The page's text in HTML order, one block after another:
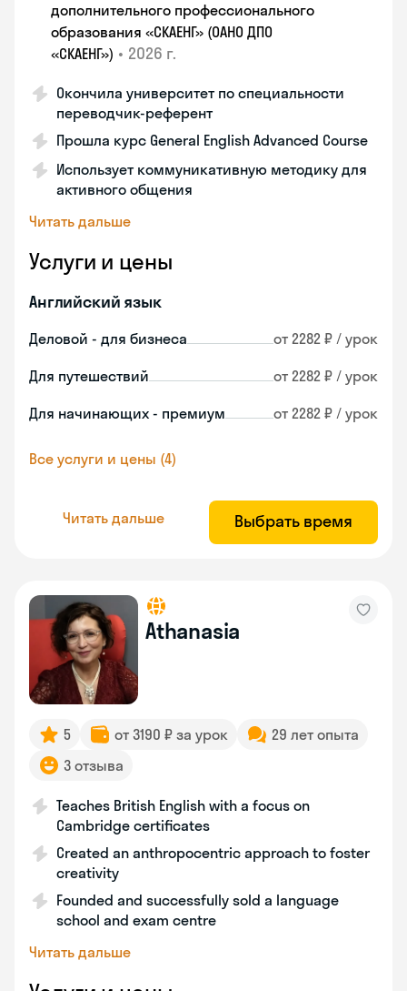
дополнительного профессионального
образования «СКАЕНГ» (ОАНО ДПО
«СКАЕНГ») • 2026 г.
Окончила университет по специальности
переводчик-референт
Прошла курс General English Advanced Course
Использует коммуникативную методику для
активного общения
Читать дальше
Услуги и цены
Английский язык
Деловой - для бизнеса от 2282 ₽ / урок
Для путешествий от 2282 ₽ / урок
Для начинающих - премиум от 2282 ₽ / урок
Все услуги и цены (4)
Читать дальше Выбрать время
Athanasia
5 от 3190 ₽ за урок
29 лет опыта
3 отзыва
Teaches British English with a focus on
Cambridge certificates
Created an anthropocentric approach to foster
creativity
Founded and successfully sold a language
school and exam centre
Читать дальше